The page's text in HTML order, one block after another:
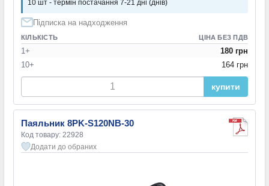
10 шт - термін постачання 7-21 дні (днів)
Підписка на надходження
КІЛЬКІСТЬ ЦІНА БЕЗ ПДВ
1+
180 грн
10+
164 грн
купити
Паяльник 8PK-S120NB-30
Код товару: 22928
Додати до обраних